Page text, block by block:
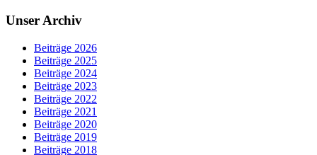
Unser Archiv
Beiträge 2026
Beiträge 2025
Beiträge 2024
Beiträge 2023
Beiträge 2022
Beiträge 2021
Beiträge 2020
Beiträge 2019
Beiträge 2018